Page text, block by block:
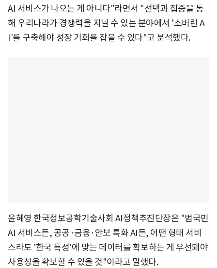
AI 서비스가 나오는 게 아니다"라면서 "선택과 집중을 통
해 우리나라가 경쟁력을 지닐 수 있는 분야에서 '소버린 A
I'를 구축해야 성장 기회를 잡을 수 있다"고 분석했다.
윤혜영 한국정보공학기술사회 AI정책추진단장은 "범국민
AI 서비스든, 공공·금융·안보 특화 AI든, 어떤 형태 서비
스라도 '한국 특성'에 맞는 데이터를 확보하는 게 우선돼야
사용성을 확보할 수 있을 것"이라고 말했다.